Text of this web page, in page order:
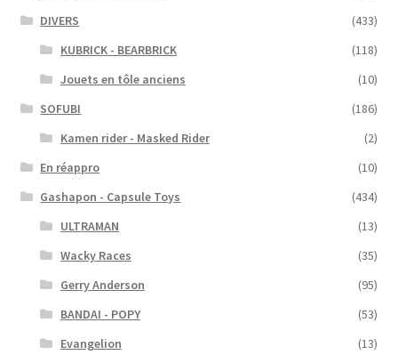
DIVERS
(433)
KUBRICK - BEARBRICK
(118)
Jouets en tôle anciens
(10)
SOFUBI
(186)
Kamen rider - Masked Rider
(2)
En réappro
(10)
Gashapon - Capsule Toys
(434)
ULTRAMAN
(13)
Wacky Races
(35)
Gerry Anderson
(95)
BANDAI - POPY
(53)
Evangelion
(13)